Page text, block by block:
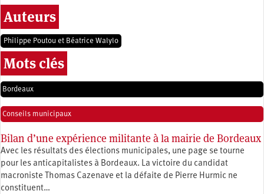
Auteurs
Philippe Poutou et Béatrice Walylo
Mots clés
Bordeaux
Conseils municipaux
Bilan d’une expérience militante à la mairie de Bordeaux
Avec les résultats des élections municipales, une page se tourne
pour les anticapitalistes à Bordeaux. La victoire du candidat
macroniste Thomas Cazenave et la défaite de Pierre Hurmic ne
constituent…